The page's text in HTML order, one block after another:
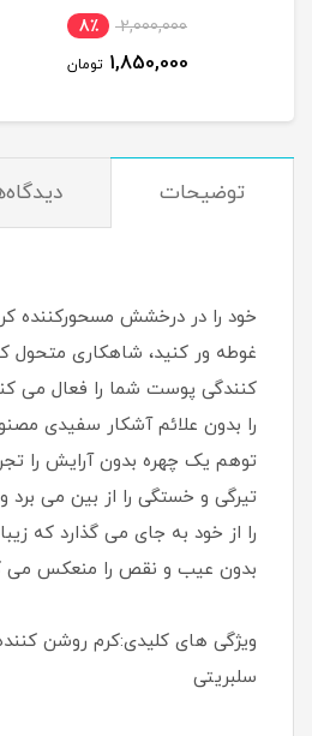
2,000,000 8٪
1,850,000 تومان
توضیحات
خود را در درخشش مسحورکننده
غوطه ور کنید، شاهکاری متحول
کنندگی پوست شما را فعال می
را بدون علائم آشکار سفیدی
توهم یک چهره بدون آرایش را
تیرگی و خستگی را از بین می
را از خود به جای می گذارد که
بدون عیب و نقص را منعکس می
ویژگی های کلیدی:کرم روشن
سلبریتی